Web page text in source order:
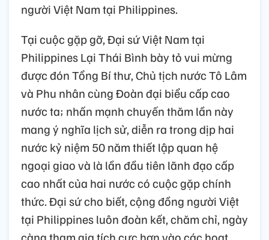
người Việt Nam tại Philippines.
Tại cuộc gặp gỡ, Đại sứ Việt Nam tại
Philippines Lại Thái Bình bày tỏ vui mừng
được đón Tổng Bí thư, Chủ tịch nước Tô Lâm
và Phu nhân cùng Đoàn đại biểu cấp cao
nước ta; nhấn mạnh chuyến thăm lần này
mang ý nghĩa lịch sử, diễn ra trong dịp hai
nước kỷ niệm 50 năm thiết lập quan hệ
ngoại giao và là lần đầu tiên lãnh đạo cấp
cao nhất của hai nước có cuộc gặp chính
thức. Đại sứ cho biết, cộng đồng người Việt
tại Philippines luôn đoàn kết, chăm chỉ, ngày